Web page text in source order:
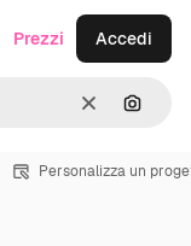
CancellaCerca
Prezzi Accedi
Personalizza un